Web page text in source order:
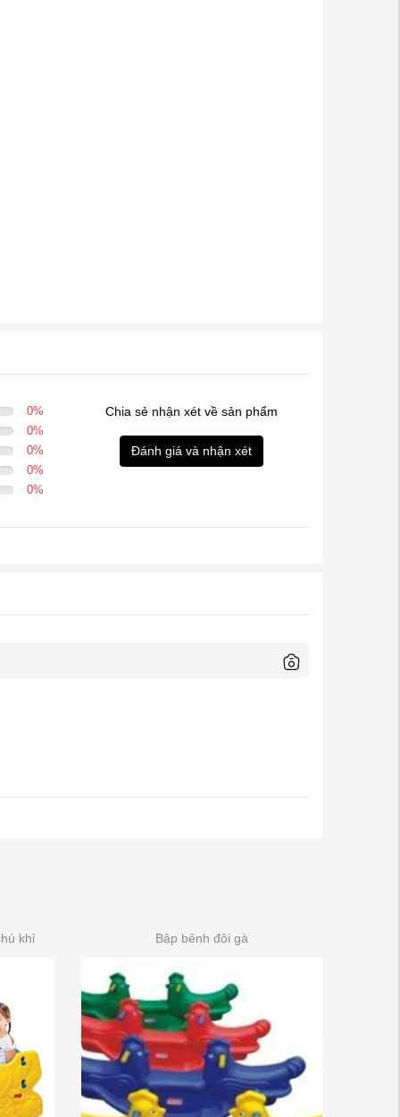
0%
0%
0%
0%
0%
Chia sẻ nhận xét về sản phẩm
Đánh giá và nhận xét
khỉ Bập bênh đôi gà